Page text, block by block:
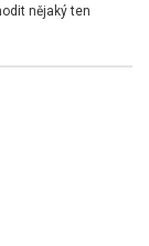
nějaký ten